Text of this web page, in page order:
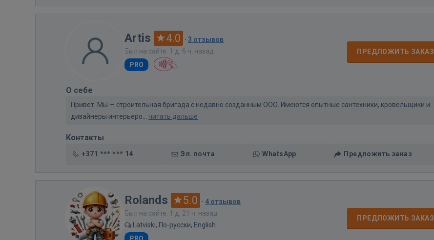
Artis 4.0 · 3 отзывов
Был на сайте: 1 д. 6 ч. назад
PRO
ПРЕДЛОЖИТЬ ЗАКАЗ
О себе
Привет. Мы — строительная бригада с недавно созданным ООО. Имеются опытные сантехники, кровельщики и
дизайнеры интерьеро... читать дальше
Контакты
+371 *** *** 14 Эл. почта WhatsApp Предложить заказ
Rolands 5.0 · 4 отзывов
Был на сайте: 1 д. 21 ч. назад
Latviski, По-русски, English
PRO
ПРЕДЛОЖИТЬ ЗАКАЗ